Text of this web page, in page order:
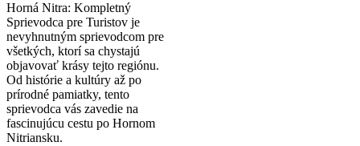
Horná Nitra: Kompletný
Sprievodca pre Turistov je
nevyhnutným sprievodcom pre
všetkých, ktorí sa chystajú
objavovať krásy tejto regiónu.
Od histórie a kultúry až po
prírodné pamiatky, tento
sprievodca vás zavedie na
fascinujúcu cestu po Hornom
Nitriansku.